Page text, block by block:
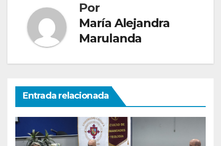
Por
María Alejandra
Marulanda
Entrada relacionada